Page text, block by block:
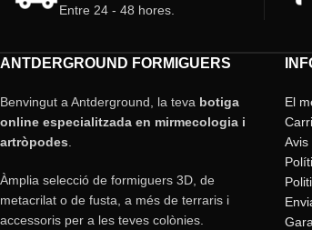
Entre 24 - 48 hores.
ANTDERGROUND FORMIGUERS
Benvingut a Antderground, la teva botiga
online especialitzada en mirmecologia i
artròpodes
Àmplia selecció de formiguers 3D, de
metacrilat o de fusta, a més de terraris i
accessoris per a les teves colònies.
El
Avis